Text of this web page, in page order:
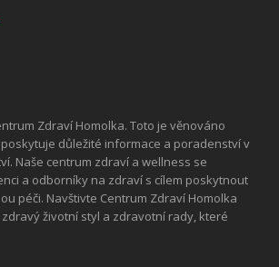
Zdraví Homolka. Toto je věnováno
důležité informace a poradenství v
Naše centrum zdraví a wellness se
a odborníky na zdraví s cílem poskytnout
péči. Navštivte Centrum Zdraví Homolka
životní styl a zdravotní rady, které